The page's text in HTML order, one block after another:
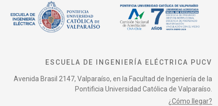
ESCUELA DE INGENIERÍA ELÉCTRICA PUCV
Avenida Brasil 2147, Valparaíso, en la Facultad de Ingeniería de la
Pontificia Universidad Católica de Valparaíso.
¿Cómo llegar?